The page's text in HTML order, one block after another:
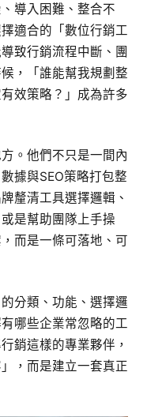
導入困難、整合不
適合的「數位行銷工
致行銷流程中斷、團
，「誰能幫我規劃整
效策略？」成為許多
。他們不只是一間內
據與SEO策略打包整
釐清工具選擇邏輯、
是幫助團隊上手操
而是一條可落地、可
分類、功能、選擇邏
哪些企業常忽略的工
銷這樣的專業夥伴，
，而是建立一套真正